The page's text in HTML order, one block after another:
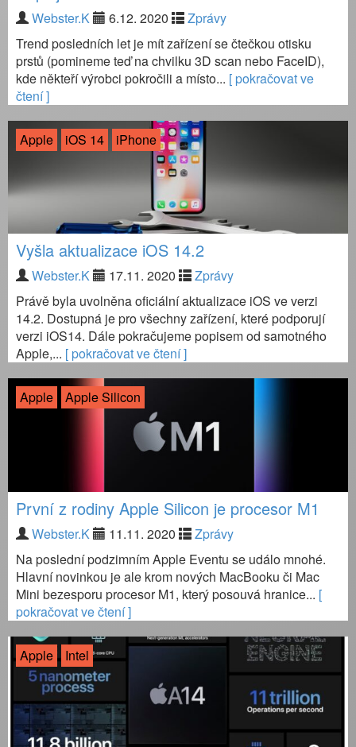
Webster.K 6.12. 2020
Zprávy
Trend posledních let je mít zařízení se čtečkou otisku
prstů (pomineme teď na chvilku 3D scan nebo FaceID),
kde někteří výrobci pokročili a místo... [ pokračovat ve
čtení ]
Apple iOS 14 iPhone
Vyšla aktualizace iOS 14.2
Webster.K 17.11. 2020
Zprávy
Právě byla uvolněna oficiální aktualizace iOS ve verzi
14.2. Dostupná je pro všechny zařízení, které podporují
verzi iOS14. Dále pokračujeme popisem od samotného
Apple,... [ pokračovat ve čtení ]
Apple Apple Silicon
První z rodiny Apple Silicon je procesor M1
Webster.K 11.11. 2020
Zprávy
Na poslední podzimním Apple Eventu se událo mnohé.
Hlavní novinkou je ale krom nových MacBooku či Mac
Mini bezesporu procesor M1, který posouvá hranice... [
pokračovat ve čtení ]
Apple Intel